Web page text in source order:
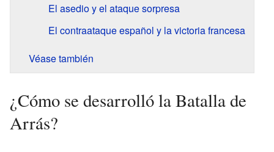
El asedio y el ataque sorpresa
El contraataque español y la victoria francesa
Véase también
¿Cómo se desarrolló la Batalla de
Arrás?